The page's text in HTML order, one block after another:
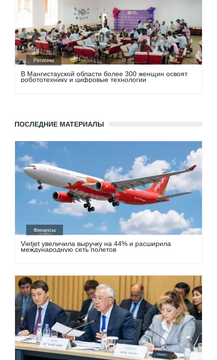
Регионы
В Мангистауской области более 300 женщин освоят
робототехнику и цифровые технологии
ПОСЛЕДНИЕ МАТЕРИАЛЫ
Финансы
Vietjet увеличила выручку на 44% и расширила
международную сеть полетов